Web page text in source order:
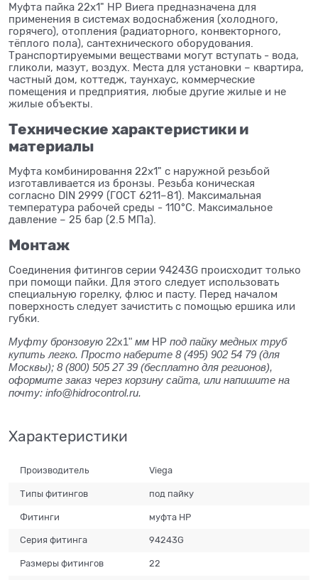
Муфта пайка 22x1" НР Виега предназначена для
применения в системах водоснабжения (холодного,
горячего), отопления (радиаторного, конвекторного,
тёплого пола), сантехнического оборудования.
Транспортируемыми веществами могут вступать - вода,
гликоли, мазут, воздух. Места для установки – квартира,
частный дом, коттедж, таунхаус, коммерческие
помещения и предприятия, любые другие жилые и не
жилые объекты.
Технические характеристики и
материалы
Муфта комбинировання 22x1" с наружной резьбой
изготавливается из бронзы. Резьба коническая
согласно DIN 2999 (ГОСТ 6211–81). Максимальная
температура рабочей среды - 110°C. Максимальное
давление – 25 бар (2.5 МПа).
Монтаж
Соединения фитингов серии 94243G происходит только
при помощи пайки. Для этого следует использовать
специальную горелку, флюс и пасту. Перед началом
поверхность следует зачистить с помощью ершика или
губки.
Муфту бронзовую 22x1" мм НР под пайку медных труб
купить легко. Просто наберите 8 (495) 902 54 79 (для
Москвы); 8 (800) 505 27 39 (бесплатно для регионов),
оформите заказ через корзину сайта, или напишите на
почту: info@hidrocontrol.ru.
Характеристики
Производитель Viega
Типы фитингов под пайку
Фитинги муфта НР
Серия фитинга 94243G
Размеры фитингов 22